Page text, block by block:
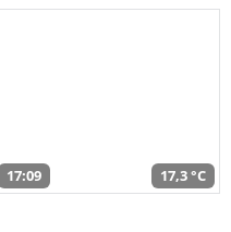
17:09 17,3 °C